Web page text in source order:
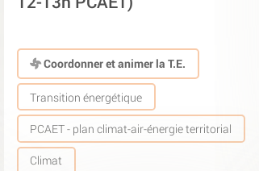
Coordonner et animer la T.E.
Transition énergétique
PCAET - plan climat-air-énergie territorial
Climat